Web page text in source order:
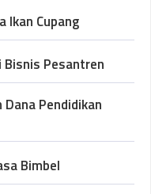
Ikan Cupang
Pesantren
Pendidikan
Bimbel